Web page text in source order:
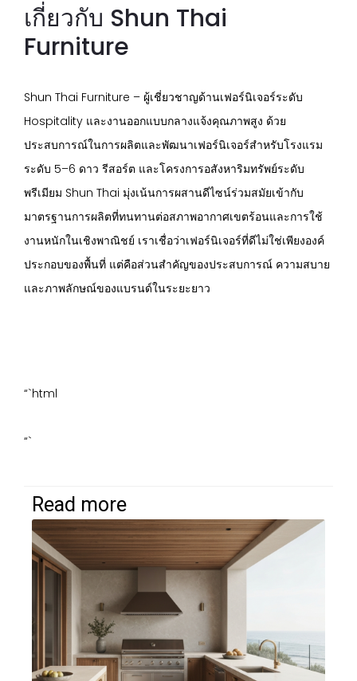
เกี่ยวกับ Shun Thai
Furniture
Shun Thai Furniture – ผู้เชี่ยวชาญด้านเฟอร์นิเจอร์ระดับ
Hospitality และงานออกแบบกลางแจ้งคุณภาพสูง ด้วย
ประสบการณ์ในการผลิตและพัฒนาเฟอร์นิเจอร์สำหรับโรงแรม
ระดับ 5–6 ดาว รีสอร์ต และโครงการอสังหาริมทรัพย์ระดับ
พรีเมียม Shun Thai มุ่งเน้นการผสานดีไซน์ร่วมสมัยเข้ากับ
มาตรฐานการผลิตที่ทนทานต่อสภาพอากาศเขตร้อนและการใช้
งานหนักในเชิงพาณิชย์ เราเชื่อว่าเฟอร์นิเจอร์ที่ดีไม่ใช่เพียงองค์
ประกอบของพื้นที่ แต่คือส่วนสำคัญของประสบการณ์ ความสบาย
และภาพลักษณ์ของแบรนด์ในระยะยาว
“`html
“`
Read more